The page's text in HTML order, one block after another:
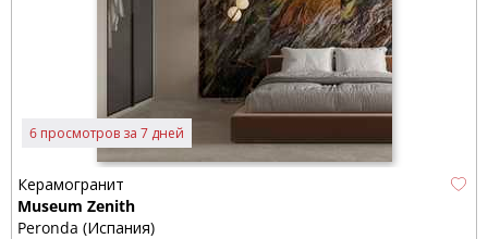
6 просмотров за 7 дней
Керамогранит
Museum Zenith
Peronda (Испания)